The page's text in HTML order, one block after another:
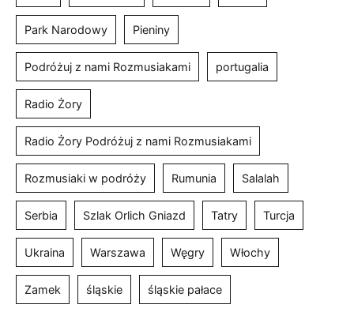
Park Narodowy Pieniny
Podróżuj z nami Rozmusiakami portugalia
Radio Żory
Radio Żory Podróżuj z nami Rozmusiakami
Rozmusiaki w podróży Rumunia Salalah
Serbia Szlak Orlich Gniazd Tatry Turcja
Ukraina Warszawa Węgry Włochy
Zamek śląskie śląskie pałace